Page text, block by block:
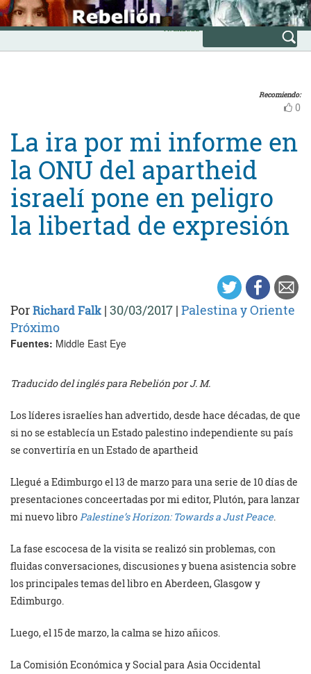
Skip
to
content
INICIO
Avanzada
Recomiendo:
0
La ira por mi informe en
la ONU del apartheid
israelí pone en peligro
la libertad de expresión
PorRichard Falk | 30/03/2017 | Palestina y Oriente
Próximo
Fuentes: Middle East Eye
Traducido del inglés para Rebelión por J. M.
Los líderes israelíes han advertido, desde hace décadas, de que
si no se establecía un Estado palestino independiente su país
se convertiría en un Estado de apartheid
Llegué a Edimburgo el 13 de marzo para una serie de 10 días de
presentaciones conceertadas por mi editor, Plutón, para lanzar
mi nuevo libroPalestine’s Horizon: Towards a Just Peace.
La fase escocesa de la visita se realizó sin problemas, con
fluidas conversaciones, discusiones y buena asistencia sobre
los principales temas del libro en Aberdeen, Glasgow y
Edimburgo.
Luego, el 15 de marzo, la calma se hizo añicos.
La Comisión Económica y Social para Asia Occidental